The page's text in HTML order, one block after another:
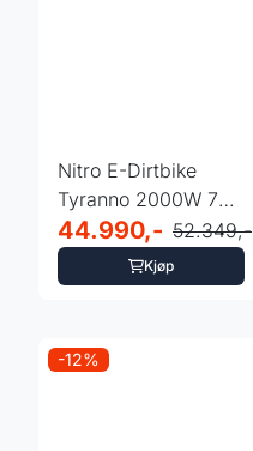
Nitro E-Dirtbike
Tyranno 2000W 72V
17/14" Lithium
44.990,- 52.349,-
Kjøp
-12%